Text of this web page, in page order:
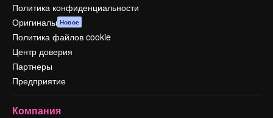
Политика конфиденциальности
Оригиналы Новое
Политика файлов cookie
Центр доверия
Партнеры
Предприятие
Компания